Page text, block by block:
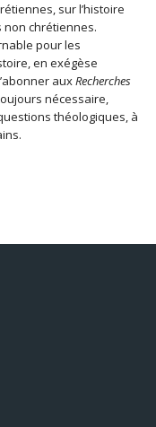
sur l’histoire
non chrétiennes.
pour les
en exégèse
auxRecherches
nécessaire,
théologiques, à